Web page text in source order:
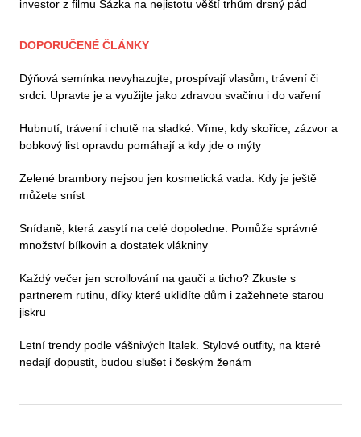
investor z filmu Sázka na nejistotu věští trhům drsný pád
DOPORUČENÉ ČLÁNKY
Dýňová semínka nevyhazujte, prospívají vlasům, trávení či
srdci. Upravte je a využijte jako zdravou svačinu i do vaření
Hubnutí, trávení i chutě na sladké. Víme, kdy skořice, zázvor a
bobkový list opravdu pomáhají a kdy jde o mýty
Zelené brambory nejsou jen kosmetická vada. Kdy je ještě
můžete sníst
Snídaně, která zasytí na celé dopoledne: Pomůže správné
množství bílkovin a dostatek vlákniny
Každý večer jen scrollování na gauči a ticho? Zkuste s
partnerem rutinu, díky které uklidíte dům i zažehnete starou
jiskru
Letní trendy podle vášnivých Italek. Stylové outfity, na které
nedají dopustit, budou slušet i českým ženám